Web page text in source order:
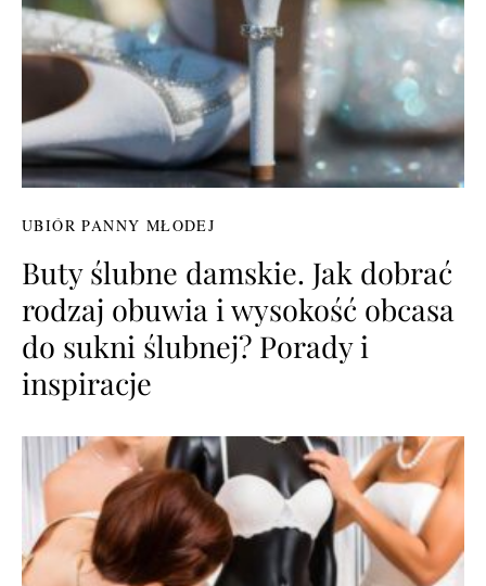
UBIÓR PANNY MŁODEJ
Buty ślubne damskie. Jak dobrać
rodzaj obuwia i wysokość obcasa
do sukni ślubnej? Porady i
inspiracje